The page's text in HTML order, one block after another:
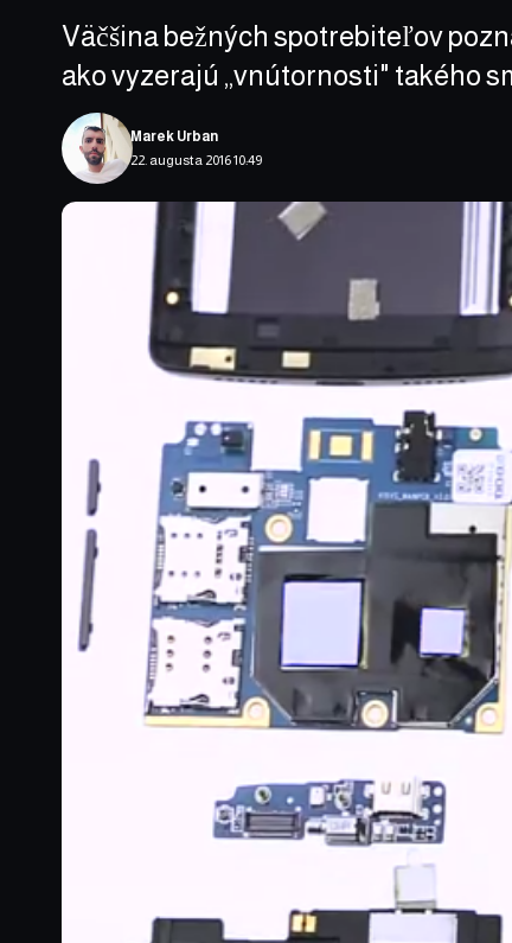
Väčšina bežných spotrebiteľov
ako vyzerajú „vnútornosti" takého
22. augusta 2016 10:49
Marek Urban